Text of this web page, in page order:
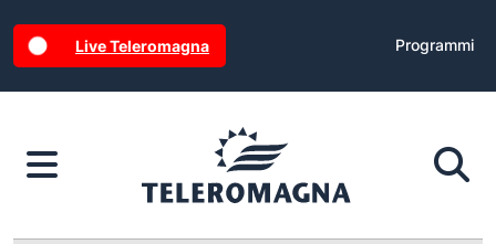
Live Teleromagna Programmi